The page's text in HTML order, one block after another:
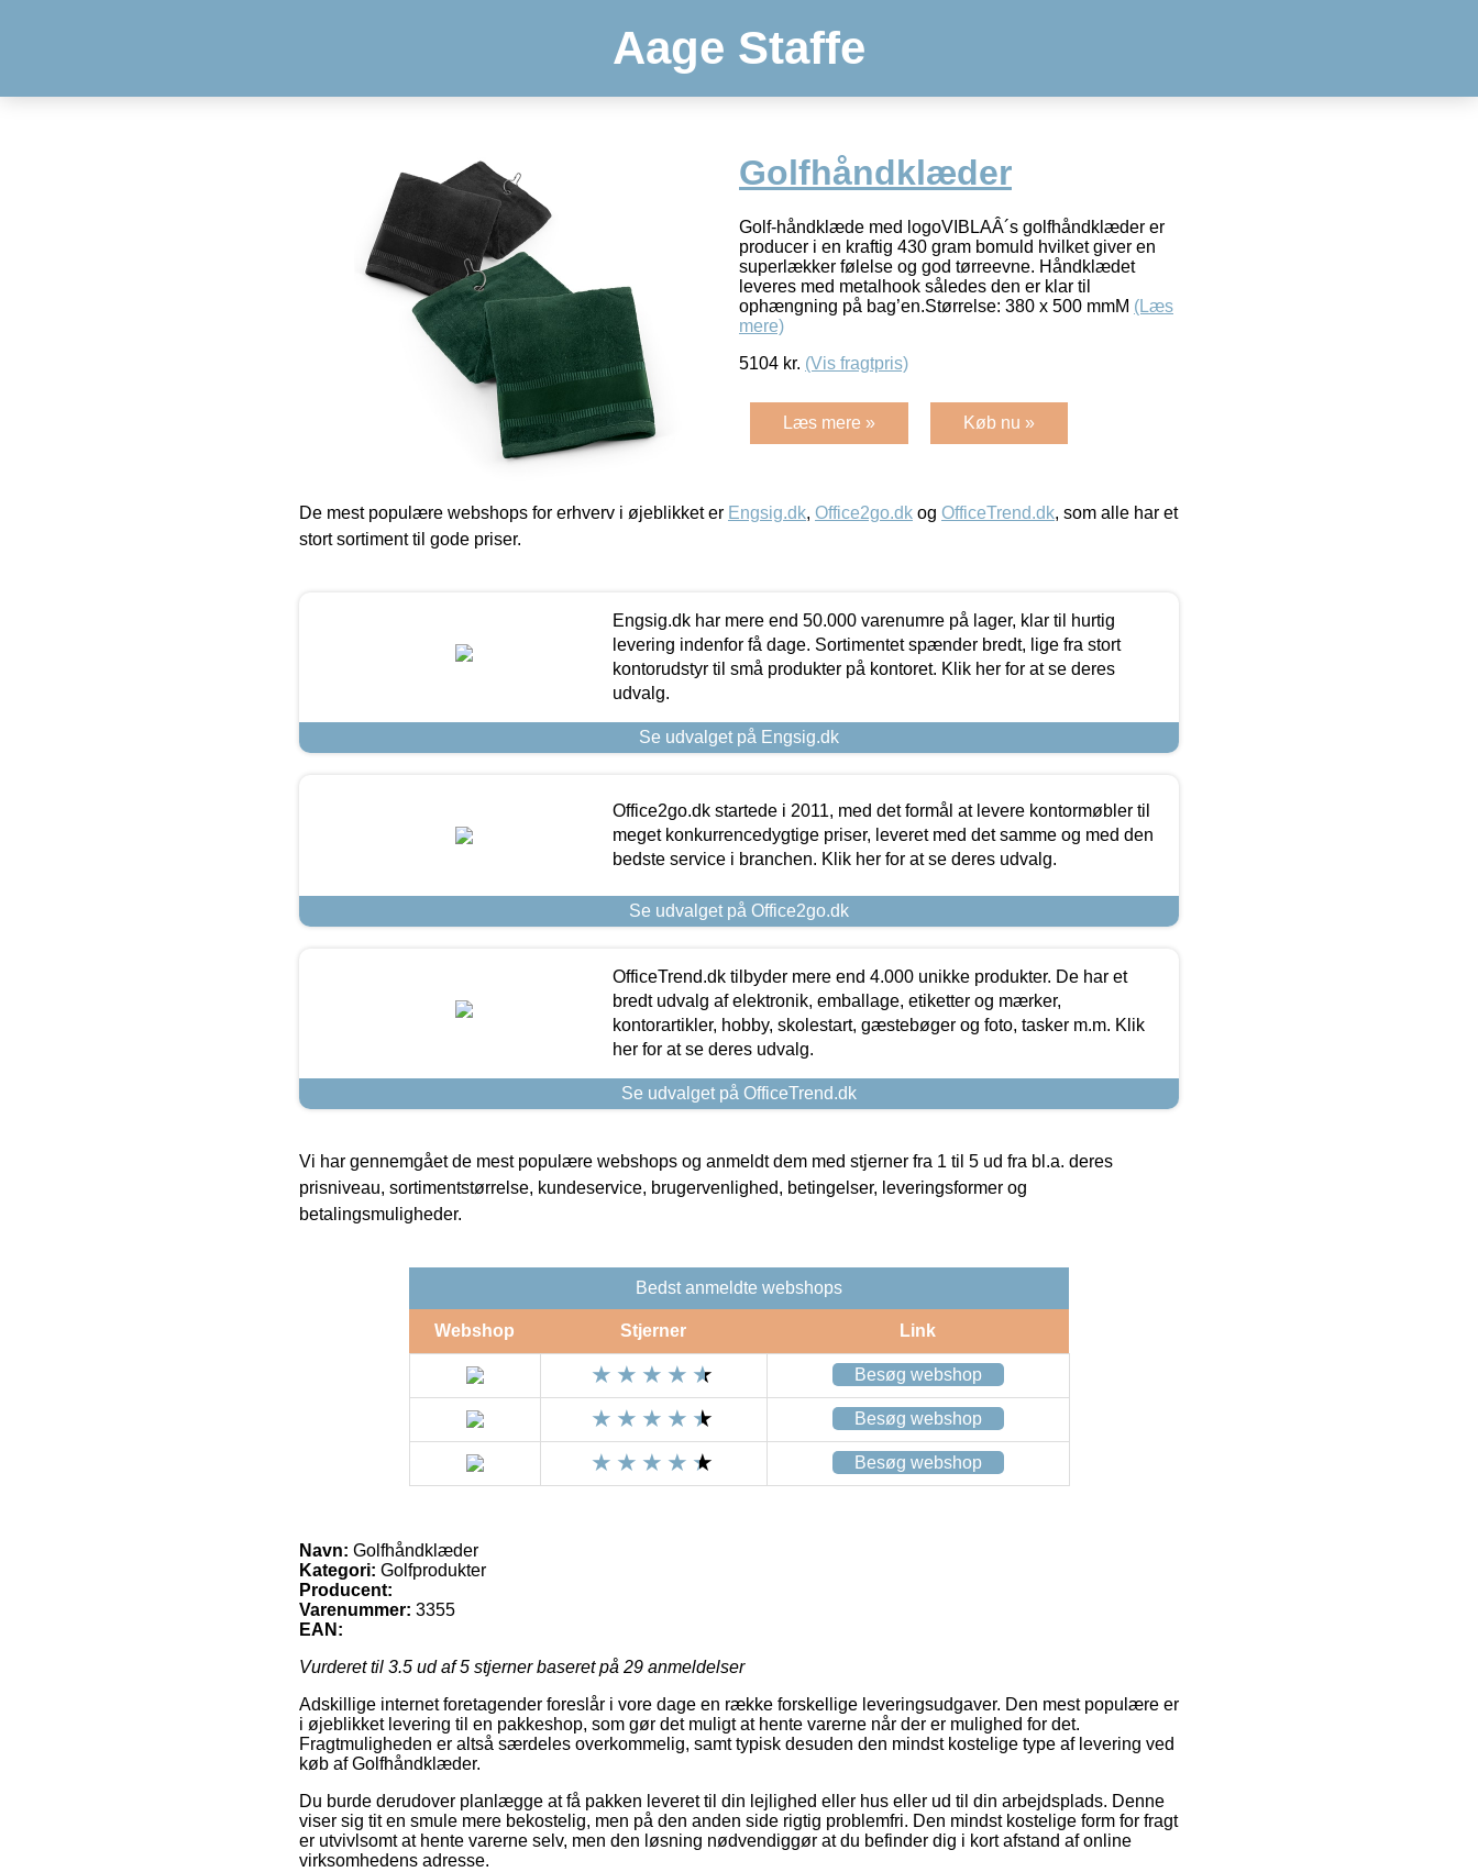
Aage Staffe
Golfhåndklæder
Golf-håndklæde med logoVIBLAÂ´s golfhåndklæder er
producer i en kraftig 430 gram bomuld hvilket giver en
superlækker følelse og god tørreevne. Håndklædet
leveres med metalhook således den er klar til
ophængning på bag’en.Størrelse: 380 x 500 mmM (Læs
mere)
5104 kr. (Vis fragtpris)
Læs mere » Køb nu »
De mest populære webshops for erhverv i øjeblikket er Engsig.dk, Office2go.dk og OfficeTrend.dk, som alle har et
stort sortiment til gode priser.
Engsig.dk har mere end 50.000 varenumre på lager, klar til hurtig
levering indenfor få dage. Sortimentet spænder bredt, lige fra stort
kontorudstyr til små produkter på kontoret. Klik her for at se deres
udvalg.
Se udvalget på Engsig.dk
Office2go.dk startede i 2011, med det formål at levere kontormøbler til
meget konkurrencedygtige priser, leveret med det samme og med den
bedste service i branchen. Klik her for at se deres udvalg.
Se udvalget på Office2go.dk
OfficeTrend.dk tilbyder mere end 4.000 unikke produkter. De har et
bredt udvalg af elektronik, emballage, etiketter og mærker,
kontorartikler, hobby, skolestart, gæstebøger og foto, tasker m.m. Klik
her for at se deres udvalg.
Se udvalget på OfficeTrend.dk
Vi har gennemgået de mest populære webshops og anmeldt dem med stjerner fra 1 til 5 ud fra bl.a. deres
prisniveau, sortimentstørrelse, kundeservice, brugervenlighed, betingelser, leveringsformer og
betalingsmuligheder.
Bedst anmeldte webshops
Webshop Stjerner Link
Besøg webshop
Besøg webshop
Besøg webshop
Navn: Golfhåndklæder
Kategori: Golfprodukter
Producent:
Varenummer: 3355
EAN:
Vurderet til 3.5 ud af 5 stjerner baseret på 29 anmeldelser
Adskillige internet foretagender foreslår i vore dage en række forskellige leveringsudgaver. Den mest populære er
i øjeblikket levering til en pakkeshop, som gør det muligt at hente varerne når der er mulighed for det.
Fragtmuligheden er altså særdeles overkommelig, samt typisk desuden den mindst kostelige type af levering ved
køb af Golfhåndklæder.
Du burde derudover planlægge at få pakken leveret til din lejlighed eller hus eller ud til din arbejdsplads. Denne
viser sig tit en smule mere bekostelig, men på den anden side rigtig problemfri. Den mindst kostelige form for fragt
er utvivlsomt at hente varerne selv, men den løsning nødvendiggør at du befinder dig i kort afstand af online
virksomhedens adresse.